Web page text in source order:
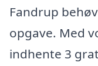
Fandrup
opgave. Med
indhente 3